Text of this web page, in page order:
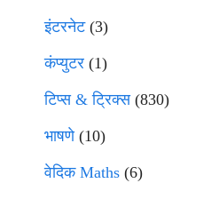
इंटरनेट(3)
कंप्युटर (1)
टिप्स & ट्रिक्स(830)
भाषणे(10)
वेदिक Maths (6)